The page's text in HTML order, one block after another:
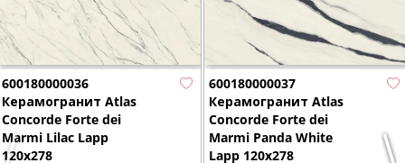
600180000036
Керамогранит Atlas
Concorde Forte dei
Marmi Lilac Lapp
120x278
600180000037
Керамогранит Atlas
Concorde Forte dei
Marmi Panda White
Lapp 120x278